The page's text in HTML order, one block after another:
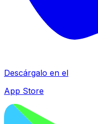
Descárgalo en el
App Store